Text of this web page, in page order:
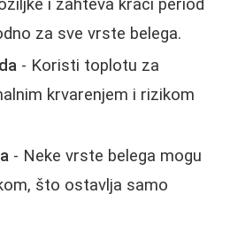
i zahteva kraći period
za sve vrste belega.
- Koristi toplotu za
krvarenjem i rizikom
- Neke vrste belega mogu
što ostavlja samo